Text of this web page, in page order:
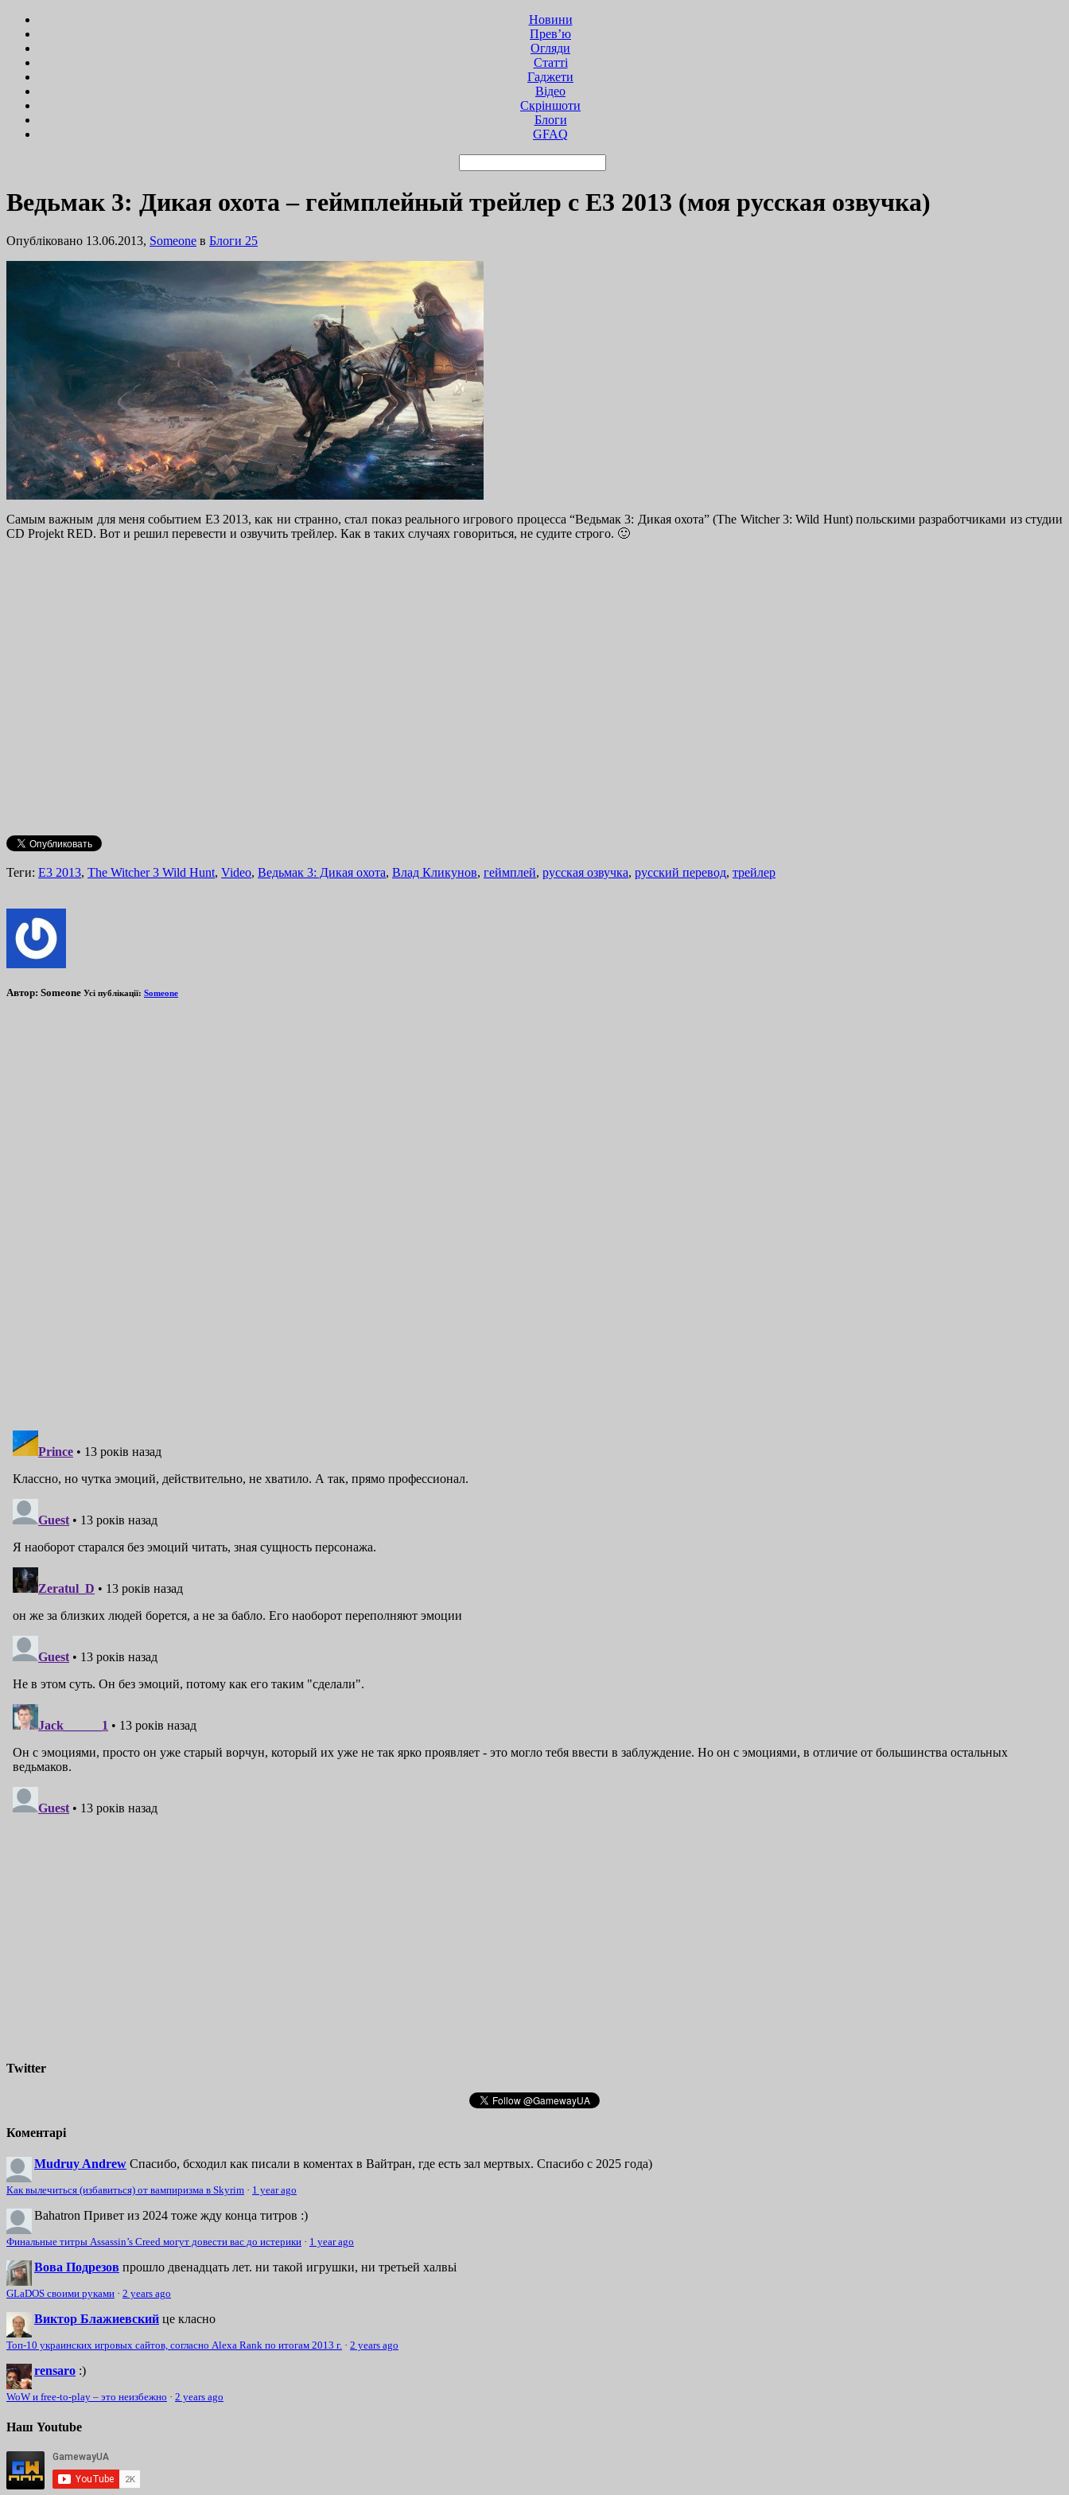
Новини
Прев’ю
Огляди
Статті
Гаджети
Відео
Cкріншоти
Блоги
GFAQ
Ведьмак 3: Дикая охота – геймплейный трейлер с E3 2013 (моя русская озвучка)
Опубліковано 13.06.2013, Someone в Блоги 25
Самым важным для меня событием E3 2013, как ни странно, стал показ реального игрового процесса “Ведьмак 3: Дикая охота” (The Witcher 3: Wild Hunt) польскими разработчиками из студии
CD Projekt RED. Вот и решил перевести и озвучить трейлер. Как в таких случаях говориться, не судите строго. 🙂
Теги: E3 2013, The Witcher 3 Wild Hunt, Video, Ведьмак 3: Дикая охота, Влад Кликунов, геймплей, русская озвучка, русский перевод, трейлер
Автор: Someone Усі публікації: Someone
Twitter
Коментарі
Mudruy Andrew Спасибо, бсходил как писали в коментах в Вайтран, где есть зал мертвых. Спасибо с 2025 года)
Как вылечиться (избавиться) от вампиризма в Skyrim · 1 year ago
Bahatron Привет из 2024 тоже жду конца титров :)
Финальные титры Assassin’s Creed могут довести вас до истерики · 1 year ago
Вова Подрезов прошло двенадцать лет. ни такой игрушки, ни третьей халвьі
GLaDOS своими руками · 2 years ago
Виктор Блажиевский це класно
Топ-10 украинских игровых сайтов, согласно Alexa Rank по итогам 2013 г. · 2 years ago
rensaro :)
WoW и free-to-play – это неизбежно · 2 years ago
Наш Youtube